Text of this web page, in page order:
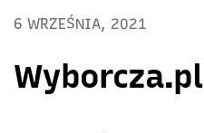
6 WRZEŚNIA, 2021
Wyborcza.pl